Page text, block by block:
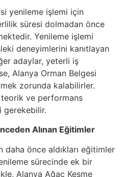
yenileme işlemi için
süresi dolmadan önce
Yenileme işlemi
deneyimlerini kanıtlayan
adaylar, yeterli iş
Alanya Orman Belgesi
zorunda kalabilirler.
teorik ve performans
gerekebilir.
Alınan Eğitimler
daha önce aldıkları eğitimler
sürecinde ek bir
Alanya Ağaç Kesme